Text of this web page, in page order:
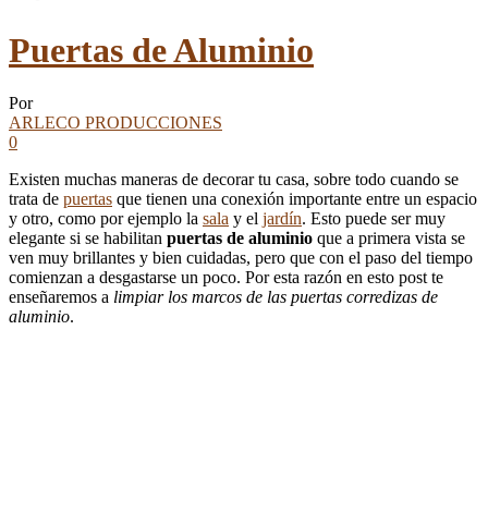
Puertas de Aluminio
Por
ARLECO PRODUCCIONES
0
Existen muchas maneras de decorar tu casa, sobre todo cuando se
trata de puertas que tienen una conexión importante entre un espacio
y otro, como por ejemplo la sala y el jardín. Esto puede ser muy
elegante si se habilitan puertas de aluminio que a primera vista se
ven muy brillantes y bien cuidadas, pero que con el paso del tiempo
comienzan a desgastarse un poco. Por esta razón en esto post te
enseñaremos a limpiar los marcos de las puertas corredizas de
aluminio.